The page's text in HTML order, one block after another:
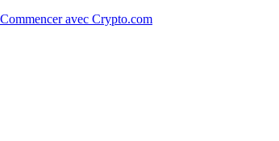
Commencer avec Crypto.com